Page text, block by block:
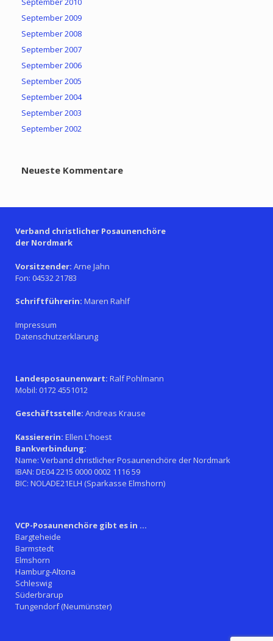
September 2009
September 2008
September 2007
September 2006
September 2005
September 2004
September 2003
September 2002
Neueste Kommentare
Verband christlicher Posaunenchöre
der Nordmark
Vorsitzender: Arne Jahn
Fon: 04532 21783
Schriftführerin: Maren Rahlf
Impressum
Datenschutzerklärung
Landesposaunenwart: Ralf Pohlmann
Mobil: 0172 4551012
Geschäftsstelle: Andreas Krause
Kassiererin: Ellen L'hoest
Bankverbindung:
Name: Verband christlicher Posaunenchöre der Nordmark
IBAN: DE04 2215 0000 0002 1116 59
BIC: NOLADE21ELH (Sparkasse Elmshorn)
VCP-Posaunenchöre gibt es in ...
Bargteheide
Barmstedt
Elmshorn
Hamburg-Altona
Schleswig
Süderbrarup
Tungendorf (Neumünster)